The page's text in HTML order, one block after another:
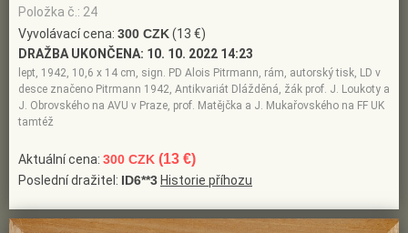
Položka č.: 24
Vyvolávací cena: 300 CZK(13 €)
DRAŽBA UKONČENA: 10. 10. 2022 14:23
lept, 1942, 10,6 x 14 cm, sign. PD Alois Pitrmann, rám, autorský tisk, LD v
desce značeno Pitrmann 1942, Antikvariát Dlážděná, žák prof. J. Loukoty a
J. Obrovského na AVU v Praze, prof. Matějčka a J. Mukařovského na FF UK
tamtéž
Aktuální cena: 300 CZK (13 €)
Poslední dražitel: ID6**3 Historie příhozu